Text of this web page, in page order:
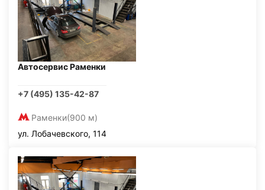
Автосервис Раменки
+7 (495) 135-42-87
Раменки(900 м)
ул. Лобачевского, 114